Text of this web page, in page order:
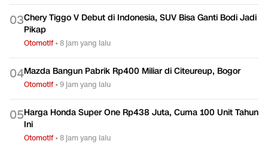
03Chery Tiggo V Debut di Indonesia, SUV Bisa Ganti Bodi Jadi
Pikap
Otomotif•8 jam yang lalu
04Mazda Bangun Pabrik Rp400 Miliar di Citeureup, Bogor
Otomotif•9 jam yang lalu
05Harga Honda Super One Rp438 Juta, Cuma 100 Unit Tahun
Ini
Otomotif•8 jam yang lalu